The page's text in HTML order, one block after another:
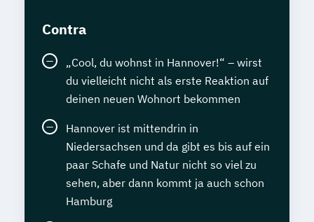
Contra
„Cool, du wohnst in Hannover!“ – wirst
du vielleicht nicht als erste Reaktion auf
deinen neuen Wohnort bekommen
Hannover ist mittendrin in
Niedersachsen und da gibt es bis auf ein
paar Schafe und Natur nicht so viel zu
sehen, aber dann kommt ja auch schon
Hamburg